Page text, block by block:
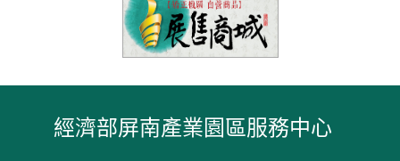
:經濟部屏南產業園區服務中心